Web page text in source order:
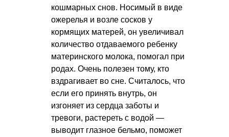
кошмарных снов. Носимый в виде
ожерелья и возле сосков у
кормящих матерей, он увеличивал
количество отдаваемого ребенку
материнского молока, помогал при
родах. Очень полезен тому, кто
вздрагивает во сне. Считалось, что
если его принять внутрь, он
изгоняет из сердца заботы и
тревоги, растереть с водой —
выводит глазное бельмо, поможет